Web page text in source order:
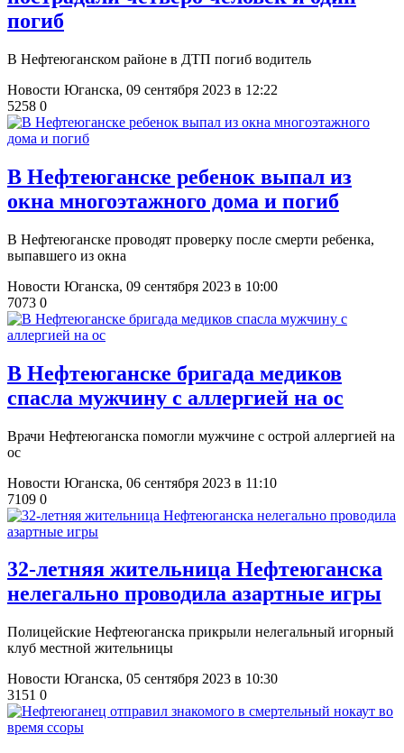
погиб
В Нефтеюганском районе в ДТП погиб водитель
Новости Юганска, 09 сентября 2023 в 12:22
5258 0
В Нефтеюганске ребенок выпал из
окна многоэтажного дома и погиб
В Нефтеюганске проводят проверку после смерти ребенка,
выпавшего из окна
Новости Юганска, 09 сентября 2023 в 10:00
7073 0
В Нефтеюганске бригада медиков
спасла мужчину с аллергией на ос
Врачи Нефтеюганска помогли мужчине с острой аллергией на
ос
Новости Юганска, 06 сентября 2023 в 11:10
7109 0
32-летняя жительница Нефтеюганска
нелегально проводила азартные игры
Полицейские Нефтеюганска прикрыли нелегальный игорный
клуб местной жительницы
Новости Юганска, 05 сентября 2023 в 10:30
3151 0